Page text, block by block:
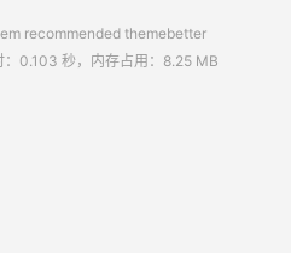
recommended themebetter
0.103 秒，内存占用：8.25 MB